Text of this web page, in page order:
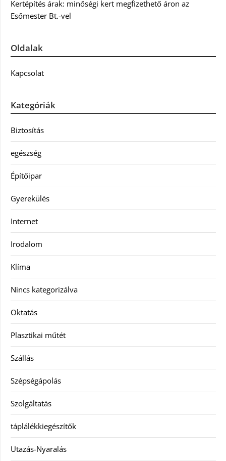
Kertépítés árak: minőségi kert megfizethető áron az
Esőmester Bt.-vel
Oldalak
Kapcsolat
Kategóriák
Biztosítás
egészség
Építőipar
Gyerekülés
Internet
Irodalom
Klíma
Nincs kategorizálva
Oktatás
Plasztikai műtét
Szállás
Szépségápolás
Szolgáltatás
táplálékkiegészítők
Utazás-Nyaralás